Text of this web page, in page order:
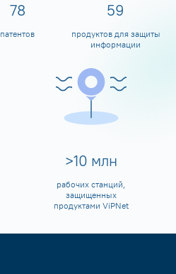
80
патентов
60
продуктов для защиты
информации
>10 млн
рабочих станций,
защищенных
продуктами ViPNet